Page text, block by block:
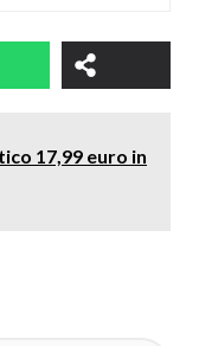
17,99 euro in